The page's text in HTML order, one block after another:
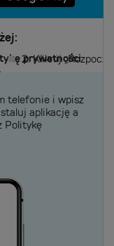
prywatności
2.Kliknij
telefonie i wpisz
aplikację a
Politykę